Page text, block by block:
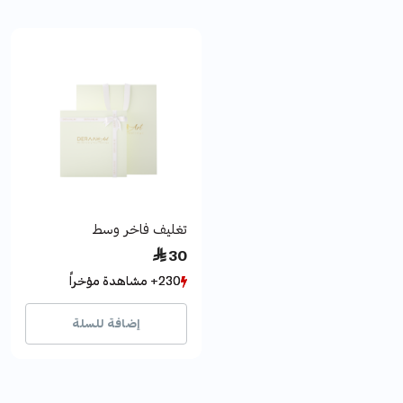
تغليف فاخر وسط
 30
230+ مشاهدة مؤخراً
445+ بيع مؤخراً
230+ مشاهدة مؤخراً
445+ بيع مؤخراً
إضافة للسلة